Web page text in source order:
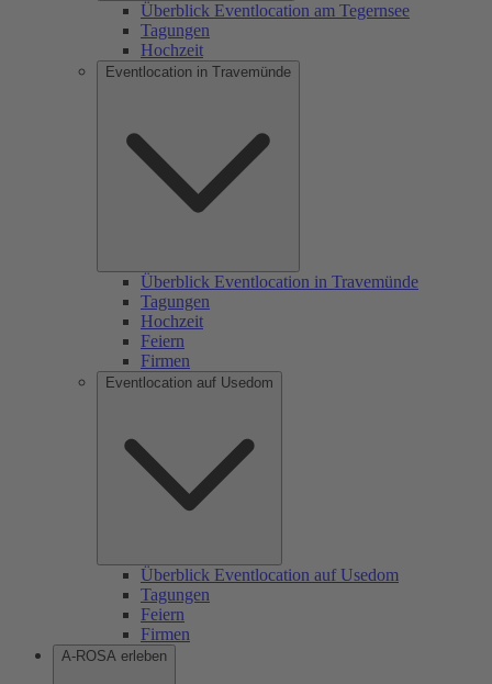
Überblick Eventlocation am Tegernsee
Tagungen
Hochzeit
Eventlocation in Travemünde
Überblick Eventlocation in Travemünde
Tagungen
Hochzeit
Feiern
Firmen
Eventlocation auf Usedom
Überblick Eventlocation auf Usedom
Tagungen
Feiern
Firmen
A-ROSA erleben